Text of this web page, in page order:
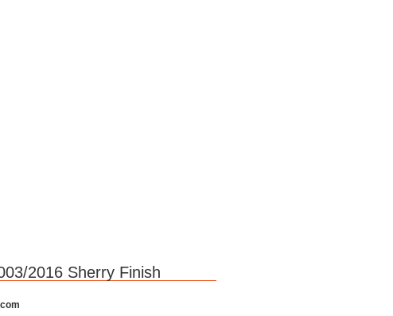
2016 Sherry Finish